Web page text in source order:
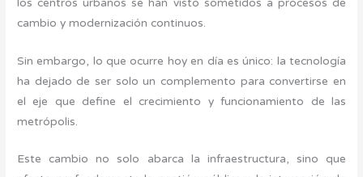
cambio y modernización continuos.
Sin embargo, lo que ocurre hoy en día es único: la tecnología
ha dejado de ser solo un complemento para convertirse en
el eje que define el crecimiento y funcionamiento de las
metrópolis.
Este cambio no solo abarca la infraestructura, sino que